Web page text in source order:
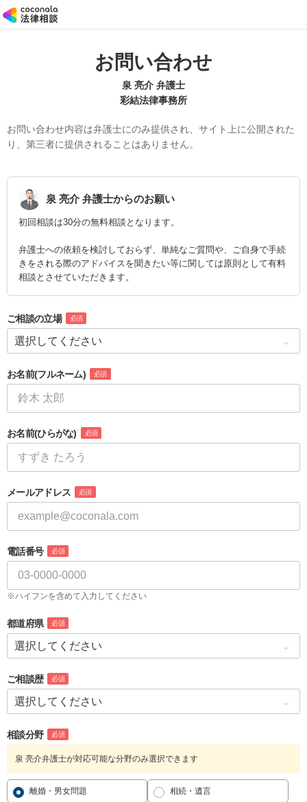
お問い合わせ
泉 亮介 弁護士
彩結法律事務所
お問い合わせ内容は弁護士にのみ提供され、サイト上に公開された
り、第三者に提供されることはありません。
泉 亮介 弁護士からのお願い
初回相談は30分の無料相談となります。
弁護士への依頼を検討しておらず、単純なご質問や、ご自身で手続
きをされる際のアドバイスを聞きたい等に関しては原則として有料
相談とさせていただきます。
ご相談の立場 必須
お名前(フルネーム) 必須
お名前(ひらがな) 必須
メールアドレス 必須
電話番号 必須
※ハイフンを含めて入力してください
都道府県 必須
ご相談歴 必須
相談分野 必須
泉 亮介弁護士が対応可能な分野のみ選択できます
離婚・男女問題 相続・遺言